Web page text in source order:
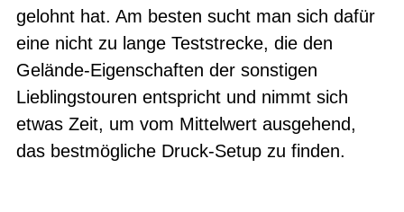
gelohnt hat. Am besten sucht man sich dafür
eine nicht zu lange Teststrecke, die den
Gelände-Eigenschaften der sonstigen
Lieblingstouren entspricht und nimmt sich
etwas Zeit, um vom Mittelwert ausgehend,
das bestmögliche Druck-Setup zu finden.